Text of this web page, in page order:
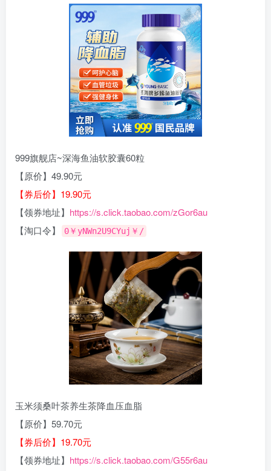
999旗舰店~深海鱼油软胶囊60粒
【原价】49.90元
【券后价】19.90元
【领券地址】 https://s.click.taobao.com/zGor6au
【淘口令】
0￥yNWn2U9CYuj￥/
玉米须桑叶茶养生茶降血压血脂
【原价】59.70元
【券后价】19.70元
【领券地址】 https://s.click.taobao.com/G55r6au